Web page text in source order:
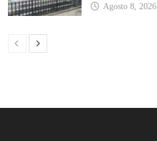
Agosto 8, 2026